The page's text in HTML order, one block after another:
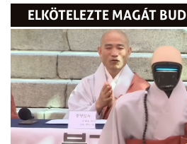
ELKÖTELEZTE MAGÁT